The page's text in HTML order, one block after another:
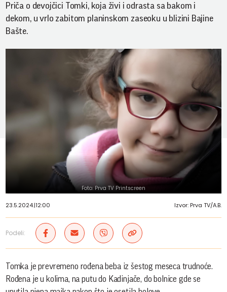
Priča o devojčici Tomki, koja živi i odrasta sa bakom i
dekom, u vrlo zabitom planinskom zaseoku u blizini Bajine
Bašte.
Foto: Prva TV Printscreen
23.5.2024.|12:00 Izvor: Prva TV/A.B.
Podeli:
Tomka je prevremeno rođena beba iz šestog meseca trudnoće.
Rođena je u kolima, na putu do Kadinjače, do bolnice gde se